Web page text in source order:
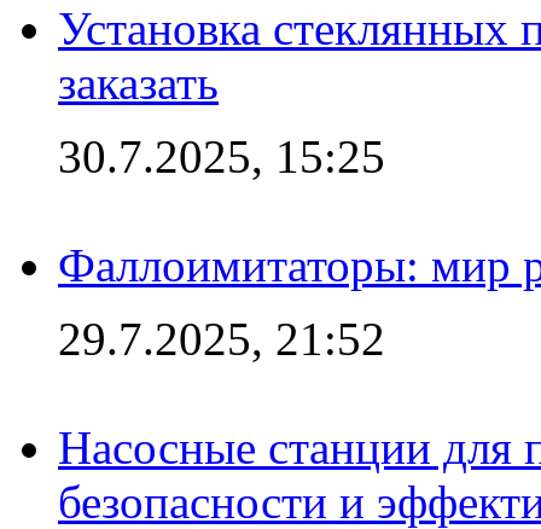
Установка стеклянных
заказать
30.7.2025, 15:25
Фаллоимитаторы: мир
29.7.2025, 21:52
Насосные станции для
безопасности и